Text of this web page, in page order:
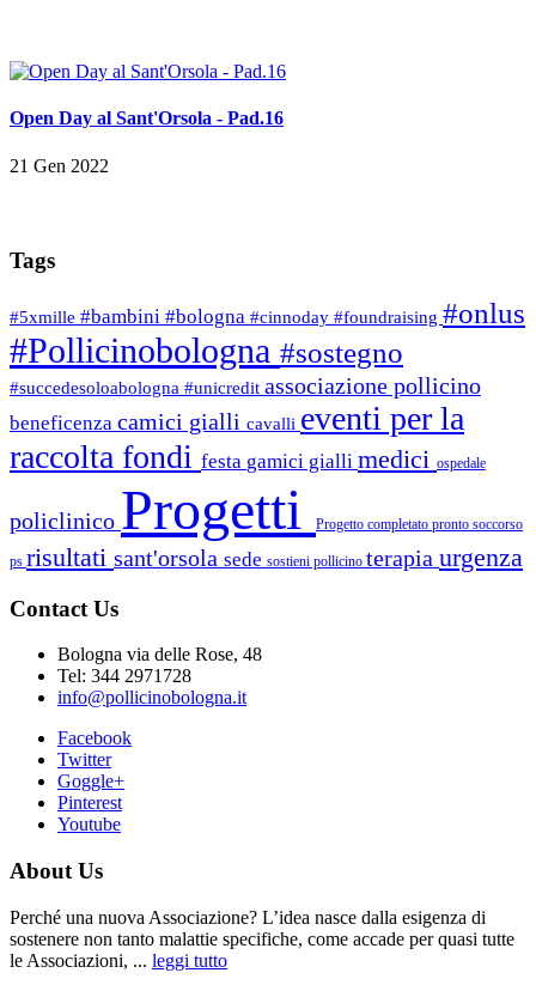
Open Day al Sant'Orsola - Pad.16
21 Gen 2022
Tags
#5xmille #bambini #bologna #cinnoday #foundraising #onlus
#Pollicinobologna #sostegno
#succedesoloabologna #unicredit associazione pollicino
beneficenza camici gialli cavalli eventi per la
raccolta fondi festa gamici gialli medici ospedale
policlinico Progetti Progetto completato pronto soccorso
ps risultati sant'orsola sede sostieni pollicino terapia urgenza
Contact Us
Bologna via delle Rose, 48
Tel: 344 2971728
info@pollicinobologna.it
Facebook
Twitter
Goggle+
Pinterest
Youtube
About Us
Perché una nuova Associazione? L’idea nasce dalla esigenza di
sostenere non tanto malattie specifiche, come accade per quasi tutte
le Associazioni, ... leggi tutto